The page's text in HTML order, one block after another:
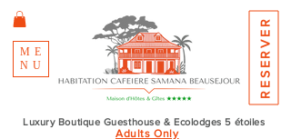
ME
NU
Luxury Boutique Guesthouse & Ecolodges 5 étoiles
Adults Only
RESERVER